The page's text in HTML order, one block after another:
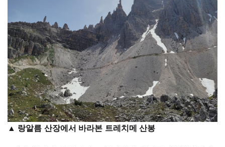
▲ 랑알름 산장에서 바라본 트레치메 산봉